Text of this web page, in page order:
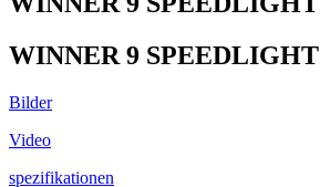
WINNER 9 SPEEDLIGHT
Bilder
Video
spezifikationen